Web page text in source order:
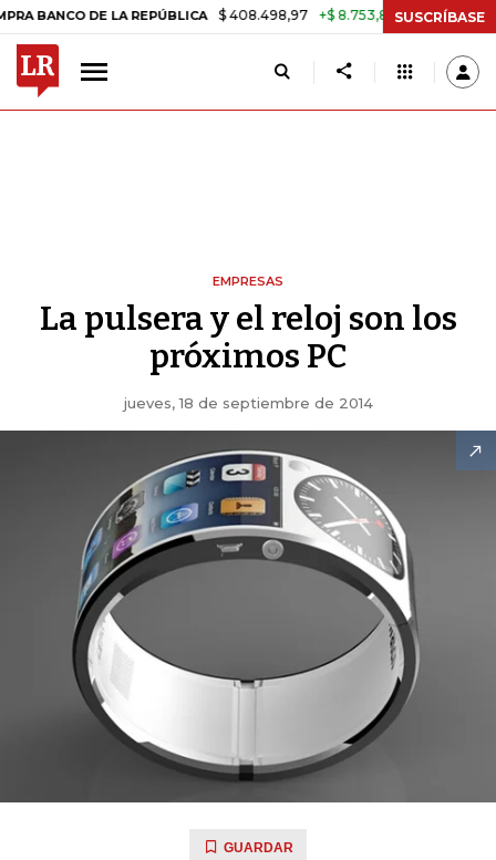
DE LA REPÚBLICA $ 408.498,97 +$ 8.753,81 +2,19% TASA DE
SUSCRÍBASE
EMPRESAS
La pulsera y el reloj son los
próximos PC
jueves, 18 de septiembre de 2014
GUARDAR